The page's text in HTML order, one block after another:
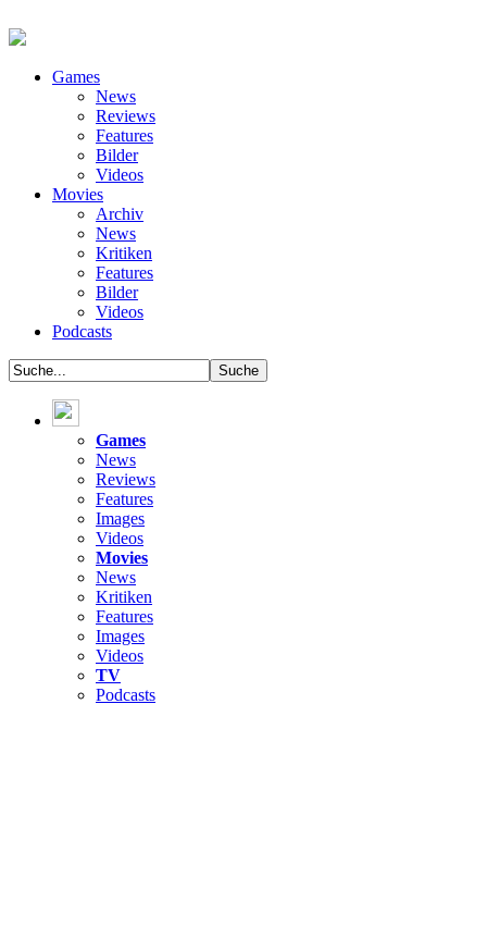
Games
News
Reviews
Features
Bilder
Videos
Movies
Archiv
News
Kritiken
Features
Bilder
Videos
Podcasts
Games
News
Reviews
Features
Images
Videos
Movies
News
Kritiken
Features
Images
Videos
TV
Podcasts